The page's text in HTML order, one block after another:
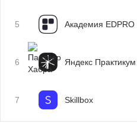
5 Академия EDPRO
6 Яндекс Практикум
7 Skillbox